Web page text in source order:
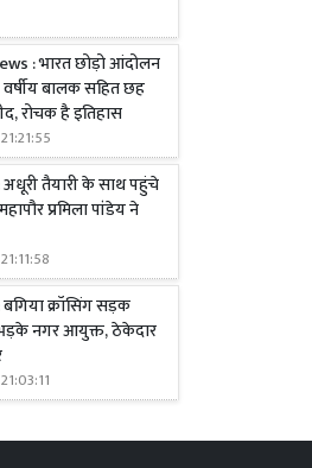
: भारत छोड़ो आंदोलन
वर्षीय बालक सहित छह
रोचक है इतिहास
तैयारी के साथ पहुंचे
प्रमिला पांडेय ने
क्रॉसिंग सड़क
भड़के नगर आयुक्त, ठेकेदार